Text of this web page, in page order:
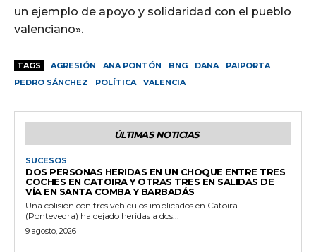
un ejemplo de apoyo y solidaridad con el pueblo
valenciano».
TAGS AGRESIÓN ANA PONTÓN BNG DANA
PAIPORTA
PEDRO SÁNCHEZ
POLÍTICA VALENCIA
ÚLTIMAS NOTICIAS
SUCESOS
DOS PERSONAS HERIDAS EN UN CHOQUE ENTRE TRES
COCHES EN CATOIRA Y OTRAS TRES EN SALIDAS DE
VÍA EN SANTA COMBA Y BARBADÁS
Una colisión con tres vehículos implicados en Catoira
(Pontevedra) ha dejado heridas a dos...
9 agosto, 2026